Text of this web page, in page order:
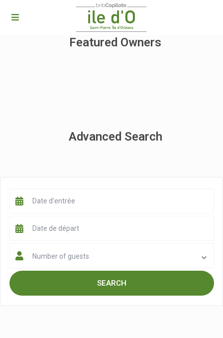
Featured Owners
Advanced Search
Number of guests